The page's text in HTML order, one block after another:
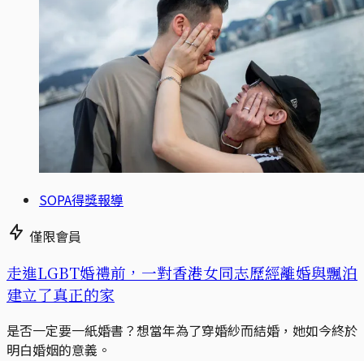
SOPA得獎報導
僅限會員
走進LGBT婚禮前，一對香港女同志歷經離婚與飄泊
建立了真正的家
是否一定要一紙婚書？想當年為了穿婚紗而結婚，她如今終於
明白婚姻的意義。